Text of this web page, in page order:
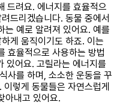
드려요. 에너지를 효율적으
드리겠습니다. 동물 중에서
는 예로 알려져 있어요. 예를
게 움직이기도 하죠. 이는
효율적으로 사용하는 방법
있어요. 고릴라는 에너지를
사를 하며, 소소한 운동을 꾸
렇게 동물들은 자연스럽게
아내고 있어요.